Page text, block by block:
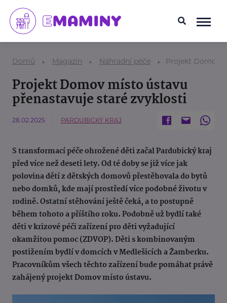
Domů Magazín Náhradní péče Projekt Domov
Projekt Domov místo ústavu
přenastavuje staré zvyklosti
28.02.2025 PARDUBICKÝ KRAJ
S transformací péče ohrožené děti začal Pardubický kraj
před více než deseti lety. Od té doby se již více jak
polovina dětí z dětských domovů přestěhovala do bytů
nebo domků, kde mají prostředí více podobné životu v
rodině. Ostatní stěhování ještě čeká, a to postupně
během tohoto a příštího roku. Podobně už bydlí také
děti v krizové péči zařízení pro děti vyžadující
okamžitou pomoc (ZDVOP). Děti s kombinovaným
postižením bydlí v domcích v Medlešicích a Žamberku.
Pracovníkům všech těchto zařízení bude pomáhat právě
zahájený projekt Domov místo ústavu.